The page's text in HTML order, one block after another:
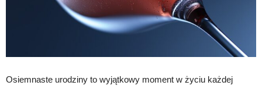
Osiemnaste urodziny to wyjątkowy moment w życiu każdej